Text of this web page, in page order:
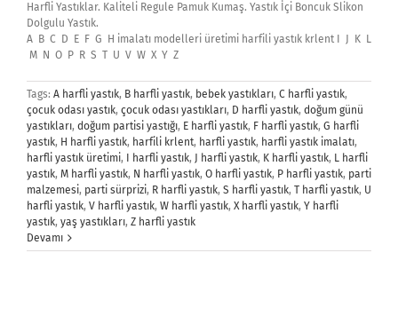
Harfli Yastıklar. Kaliteli Regule Pamuk Kumaş. Yastık İçi Boncuk Slikon
Dolgulu Yastık.
A B C D E F G H imalatı modelleri üretimi harfili yastık krlent I J K L
M N O P R S T U V W X Y Z
Tags: A harfli yastık, B harfli yastık, bebek yastıkları, C harfli yastık,
çocuk odası yastık, çocuk odası yastıkları, D harfli yastık, doğum günü
yastıkları, doğum partisi yastığı, E harfli yastık, F harfli yastık, G harfli
yastık, H harfli yastık, harfili krlent, harfli yastık, harfli yastık imalatı,
harfli yastık üretimi, I harfli yastık, J harfli yastık, K harfli yastık, L harfli
yastık, M harfli yastık, N harfli yastık, O harfli yastık, P harfli yastık, parti
malzemesi, parti sürprizi, R harfli yastık, S harfli yastık, T harfli yastık, U
harfli yastık, V harfli yastık, W harfli yastık, X harfli yastık, Y harfli
yastık, yaş yastıkları, Z harfli yastık
Devamı